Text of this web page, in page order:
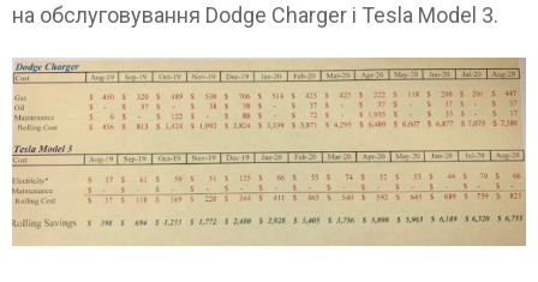
на обслуговування Dodge Charger і Tesla Model 3.